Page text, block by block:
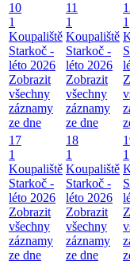
10
1
Koupaliště
Starkoč -
léto 2026
Zobrazit
všechny
záznamy
ze dne
11
1
Koupaliště
Starkoč -
léto 2026
Zobrazit
všechny
záznamy
ze dne
1
17
1
Koupaliště
Starkoč -
léto 2026
Zobrazit
všechny
záznamy
ze dne
18
1
Koupaliště
Starkoč -
léto 2026
Zobrazit
všechny
záznamy
ze dne
1